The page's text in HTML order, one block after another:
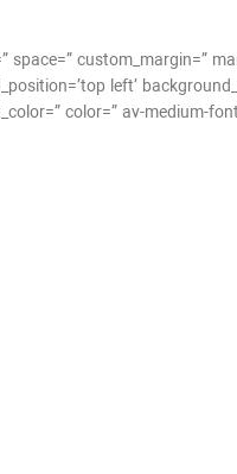
custom_margin=”
left’